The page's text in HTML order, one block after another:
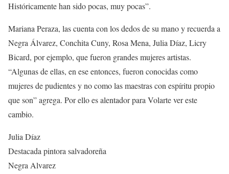
Históricamente han sido pocas, muy pocas”.
Mariana Peraza, las cuenta con los dedos de su mano y recuerda a
Negra Álvarez, Conchita Cuny, Rosa Mena, Julia Díaz, Licry
Bicard, por ejemplo, que fueron grandes mujeres artistas.
“Algunas de ellas, en ese entonces, fueron conocidas como
mujeres de pudientes y no como las maestras con espíritu propio
que son” agrega. Por ello es alentador para Volarte ver este
cambio.
Julia Díaz
Destacada pintora salvadoreña
Negra Alvarez